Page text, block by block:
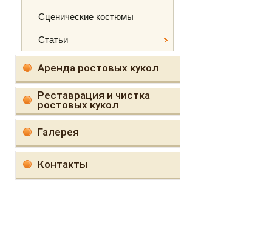
Сценические костюмы
Статьи
Аренда ростовых кукол
Реставрация и чистка
ростовых кукол
Галерея
Контакты